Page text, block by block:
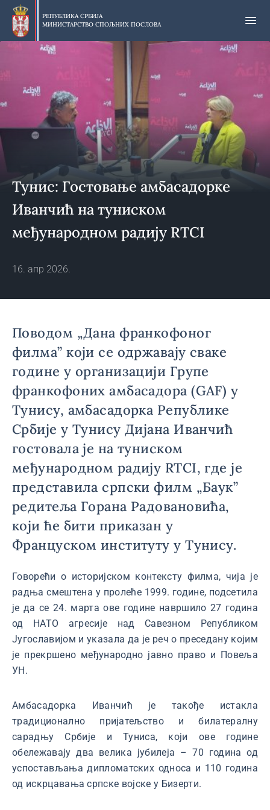
Прескочи
главни
део
садржаја
РЕПУБЛИКА СРБИЈА
МИНИСТАРСТВО СПОЉНИХ ПОСЛОВА
Тунис: Гостовање амбасадорке
Иванчић на туниском
међународном радију RTCI
16. апр 2026.
Поводом „Дана франкофоног
филма” који се одржавају сваке
године у организацији Групе
франкофоних амбасадора (GAF) у
Тунису, амбасадорка Републике
Србије у Тунису Дијана Иванчић
гостовала је на туниском
међународном радију RTCI, где је
представила српски филм „Баук”
редитеља Горана Радовановића,
који ће бити приказан у
Француском институту у Тунису.
Говорећи о историјском контексту филма, чија је
радња смештена у пролеће 1999. године, подсетила
је да се 24. марта ове године навршило 27 година
од НАТО агресије над Савезном Републиком
Југославијом и указала да је реч о преседану којим
је прекршено међународно јавно право и Повеља
УН.
Амбасадорка Иванчић је такође истакла
традиционално пријатељство и билатералну
сарадњу Србије и Туниса, који ове године
обележавају два велика јубилеја – 70 година од
успостављања дипломатских односа и 110 година
од искрцавања српске војске у Бизерти.